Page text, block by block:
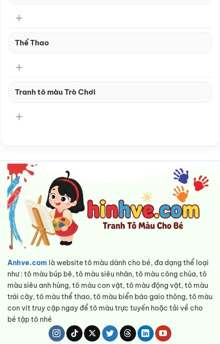
Thể Thao
Tranh tô màu Trò Chơi
Anhve.com là website tô màu dành cho bé, đa dạng thể loại
như : tô màu búp bê, tô màu siêu nhân, tô màu công chúa, tô
màu siêu anh hùng, tô màu con vật, tô màu động vật, tô màu
trái cây, tô màu thể thao, tô màu biển báo gaio thông, tô màu
con vit truy cập ngay để tô màu trực tuyến hoặc tải về cho
bé tập tô nhé